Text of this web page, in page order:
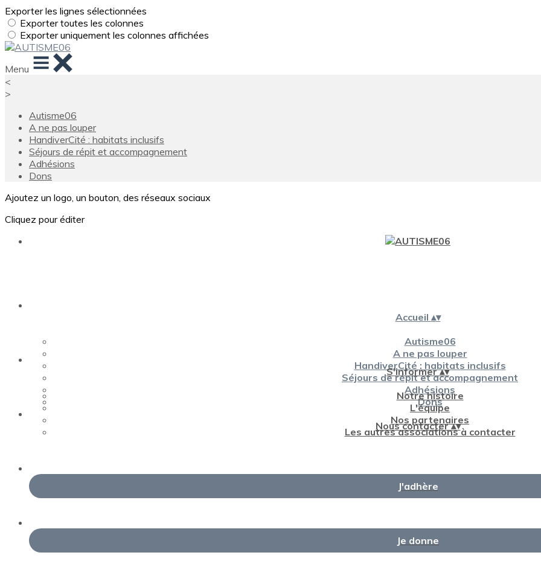
Exporter les lignes sélectionnées
Exporter toutes les colonnes
Exporter uniquement les colonnes affichées
Menu
<
>
Autisme06
A ne pas louper
HandiverCité : habitats inclusifs
Séjours de répit et accompagnement
Adhésions
Dons
Ajoutez un logo, un bouton, des réseaux sociaux
Cliquez pour éditer
Accueil ▴▾
Autisme06
A ne pas louper
HandiverCité : habitats inclusifs
Séjours de répit et accompagnement
Adhésions
Dons
S'informer▴▾
Notre histoire
L'équipe
Nos partenaires
Les autres associations à contacter
Nous contacter▴▾
J'adhère
Je donne